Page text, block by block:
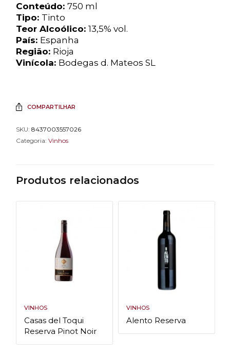
Conteúdo: 750 ml
Tipo: Tinto
Teor Alcoólico: 13,5% vol.
País: Espanha
Região: Rioja
Vinícola: Bodegas d. Mateos SL
COMPARTILHAR
SKU: 8437003557026
Categoria: Vinhos
Produtos relacionados
VINHOS
Casas del Toqui
Reserva Pinot Noir
VINHOS
Alento Reserva